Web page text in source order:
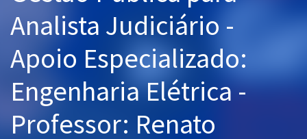
OAB
Mentorias
Questões grátis
Conteúdo gratuito
Analista Judiciário -
Apoio Especializado:
Engenharia Elétrica -
Professor: Renato